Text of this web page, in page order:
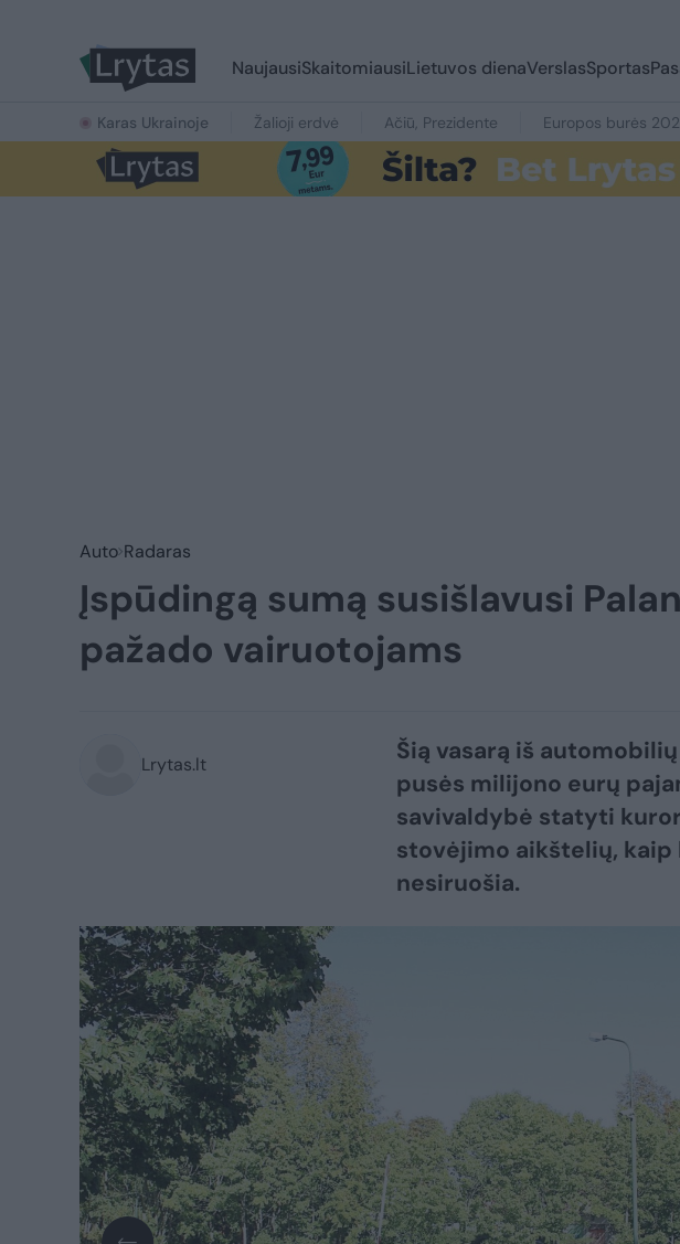
NaujausiSkaitomiausiLietuvos dienaVerslasSportas
Karas Ukrainoje Žalioji erdvė Ačiū, Prezidente Europos burės
Auto Radaras
Įspūdingą sumą susišlavusi
pažado vairuotojams
Lrytas.lt
Šią vasarą iš
pusės milijono eurų
savivaldybė statyti
stovėjimo aikštelių,
nesiruošia.